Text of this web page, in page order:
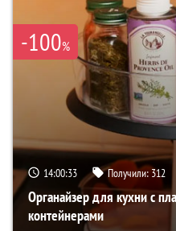
-100%
14:00:32 Получили: 312
Органайзер для кухни с
контейнерами